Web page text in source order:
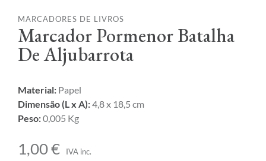
MARCADORES DE LIVROS
Marcador Pormenor Batalha
De Aljubarrota
Material: Papel
Dimensão (L x A):4,8 x 18,5 cm
Peso:0,005 Kg
1,00€ IVA inc.